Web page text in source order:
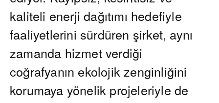
kaliteli enerji dağıtımı hedefiyle
faaliyetlerini sürdüren şirket, aynı
zamanda hizmet verdiği
coğrafyanın ekolojik zenginliğini
korumaya yönelik projeleriyle de